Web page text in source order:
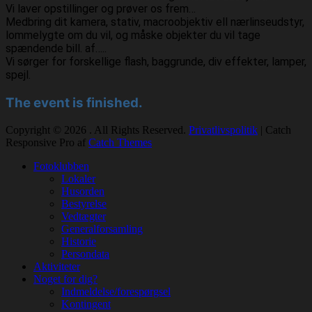
Vi laver opstillinger og prøver os frem…
Medbring dit kamera, stativ, macroobjektiv ell nærlinseudstyr,
lommelygte om du vil, og måske objekter du vil tage
spændende bill. af…..
Vi sørger for forskellige flash, baggrunde, div effekter, lamper,
spejl.
The event is finished.
Copyright © 2026 . All Rights Reserved. Privatlivspolitik | Catch
Responsive Pro af Catch Themes
Fotoklubben
Lokaler
Husorden
Bestyrelse
Vedtægter
Generalforsamling
Historie
Persondata
Aktiviteter
Noget for dig?
Indmeldelse/forespørgsel
Kontingent